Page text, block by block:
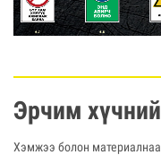
Эрчим
Хэмжээ болон